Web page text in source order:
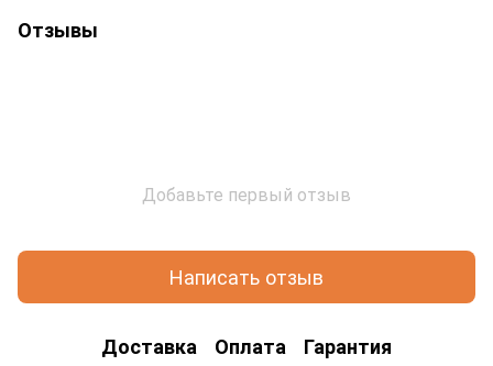
Отзывы
Добавьте первый отзыв
Написать отзыв
Доставка Оплата Гарантия